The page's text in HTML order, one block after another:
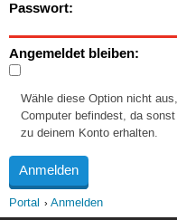
Passwort:
Angemeldet bleiben:
Wähle diese Option nicht
Computer befindest, da
zu deinem Konto erhalten.
Portal Anmelden